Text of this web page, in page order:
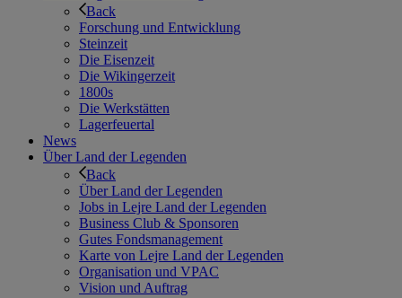
Back
Forschung und Entwicklung
Steinzeit
Die Eisenzeit
Die Wikingerzeit
1800s
Die Werkstätten
Lagerfeuertal
News
Über Land der Legenden
Back
Über Land der Legenden
Jobs in Lejre Land der Legenden
Business Club & Sponsoren
Gutes Fondsmanagement
Karte von Lejre Land der Legenden
Organisation und VPAC
Vision und Auftrag